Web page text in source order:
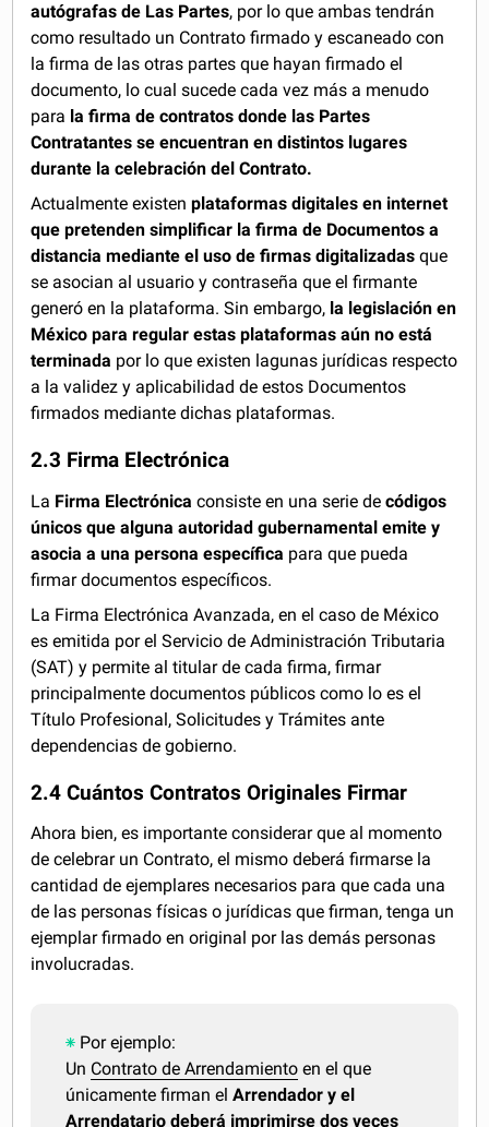
autógrafas de Las Partes, por lo que ambas tendrán
como resultado un Contrato firmado y escaneado con
la firma de las otras partes que hayan firmado el
documento, lo cual sucede cada vez más a menudo
para la firma de contratos donde las Partes
Contratantes se encuentran en distintos lugares
durante la celebración del Contrato.
Actualmente existenplataformas digitales en internet
que pretenden simplificar la firma de Documentos a
distancia mediante el uso de firmas digitalizadasque
se asocian al usuario y contraseña que el firmante
generó en la plataforma. Sin embargo, la legislación en
México para regular estas plataformas aún no está
terminada por lo que existen lagunas jurídicas respecto
a la validez y aplicabilidad de estos Documentos
firmados mediante dichas plataformas.
2.3 Firma Electrónica
La Firma Electrónicaconsiste en una serie decódigos
únicos que alguna autoridad gubernamental emite y
asocia a una persona específica para que pueda
firmar documentos específicos.
La Firma Electrónica Avanzada, en el caso de México
es emitida por el Servicio de Administración Tributaria
(SAT) y permite al titular de cada firma, firmar
principalmente documentos públicos como lo es el
Título Profesional, Solicitudes y Trámites ante
dependencias de gobierno.
2.4 Cuántos Contratos Originales Firmar
Ahora bien, es importante considerar que al momento
de celebrar un Contrato, el mismo deberá firmarse la
cantidad de ejemplares necesarios para que cada una
de las personas físicas o jurídicas que firman, tenga un
ejemplar firmado en original por las demás personas
involucradas.
Por ejemplo:
Un Contrato de Arrendamiento en el que
únicamente firman elArrendador y el
Arrendatario deberá imprimirse dos veces